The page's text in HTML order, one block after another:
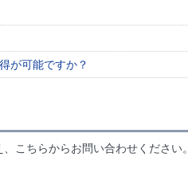
が可能ですか？
こちらからお問い合わせください。